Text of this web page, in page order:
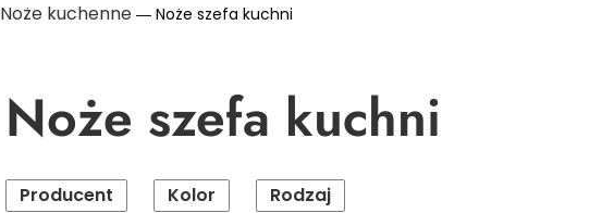
Noże kuchenne ― Noże szefa kuchni
Noże szefa kuchni
Producent Kolor Rodzaj